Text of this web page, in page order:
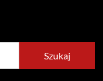
Szukaj